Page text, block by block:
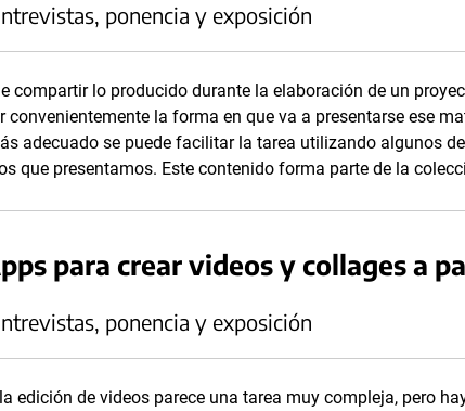
ponencia y exposición
compartir lo producido durante la elaboración de un
convenientemente la forma en que va a presentarse ese
adecuado se puede facilitar la tarea utilizando algunos
que presentamos. Este contenido forma parte de la
para crear videos y collages a
ponencia y exposición
edición de videos parece una tarea muy compleja, pero